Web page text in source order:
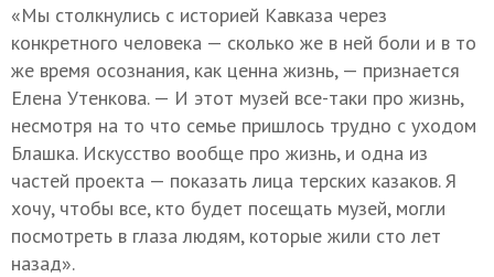
«Мы столкнулись с историей Кавказа через
конкретного человека — сколько же в ней боли и в то
же время осознания, как ценна жизнь, — признается
Елена Утенкова. — И этот музей все-таки про жизнь,
несмотря на то что семье пришлось трудно с уходом
Блашка. Искусство вообще про жизнь, и одна из
частей проекта — показать лица терских казаков. Я
хочу, чтобы все, кто будет посещать музей, могли
посмотреть в глаза людям, которые жили сто лет
назад».